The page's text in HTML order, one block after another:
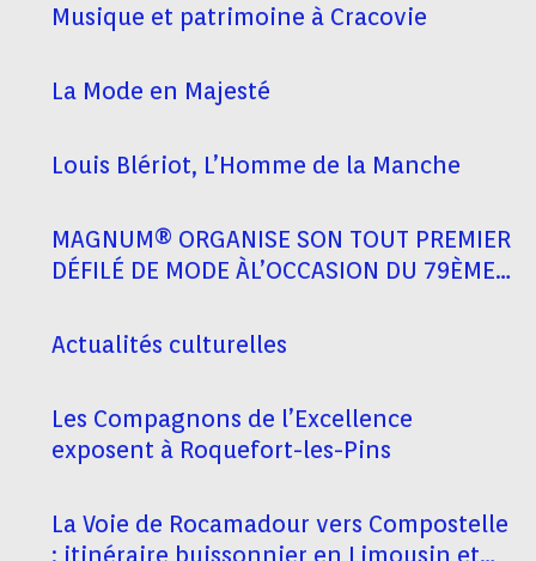
Musique et patrimoine à Cracovie
La Mode en Majesté
Louis Blériot, L’Homme de la Manche
MAGNUM® ORGANISE SON TOUT PREMIER
DÉFILÉ DE MODE ÀL’OCCASION DU 79ÈME
Actualités culturelles
Les Compagnons de l’Excellence
exposent à Roquefort-les-Pins
La Voie de Rocamadour vers Compostelle
: itinéraire buissonnier en Limousin et